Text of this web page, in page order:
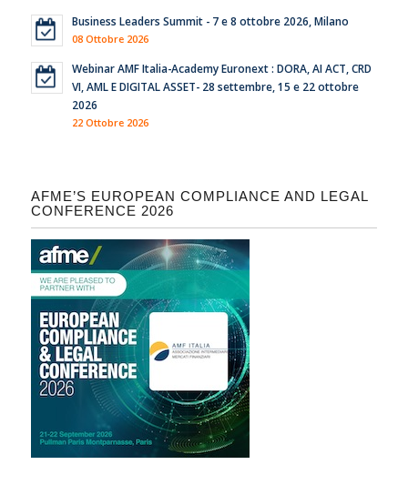
Business Leaders Summit - 7 e 8 ottobre 2026, Milano
08 Ottobre 2026
Webinar AMF Italia-Academy Euronext : DORA, AI ACT, CRD
VI, AML E DIGITAL ASSET- 28 settembre, 15 e 22 ottobre
2026
22 Ottobre 2026
AFME’S EUROPEAN COMPLIANCE AND LEGAL
CONFERENCE 2026